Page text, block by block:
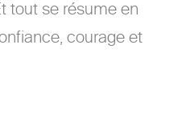
tout se résume en
courage et